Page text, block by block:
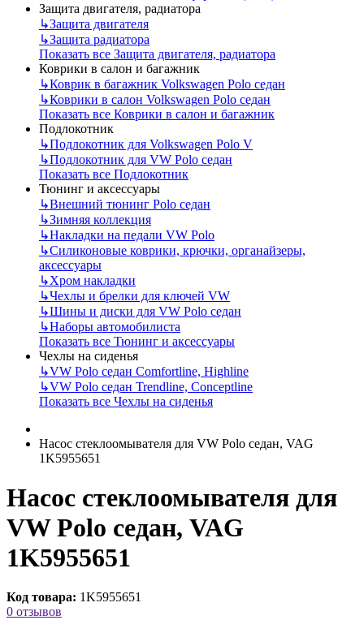
Защита двигателя, радиатора
↳Защита двигателя
↳Защита радиатора
Показать все Защита двигателя, радиатора
Коврики в салон и багажник
↳Коврик в багажник Volkswagen Polo седан
↳Коврики в салон Volkswagen Polo седан
Показать все Коврики в салон и багажник
Подлокотник
↳Подлокотник для Volkswagen Polo V
↳Подлокотник для VW Polo седан
Показать все Подлокотник
Тюнинг и аксессуары
↳Внешний тюнинг Polo седан
↳Зимняя коллекция
↳Накладки на педали VW Polo
↳Силиконовые коврики, крючки, органайзеры,
аксессуары
↳Хром накладки
↳Чехлы и брелки для ключей VW
↳Шины и диски для VW Polo седан
↳Наборы автомобилиста
Показать все Тюнинг и аксессуары
Чехлы на сиденья
↳VW Polo седан Comfortline, Highline
↳VW Polo седан Trendline, Conceptline
Показать все Чехлы на сиденья
Насос стеклоомывателя для VW Polo седан, VAG
1K5955651
Насос стеклоомывателя для
VW Polo седан, VAG
1K5955651
Код товара: 1K5955651
0 отзывов